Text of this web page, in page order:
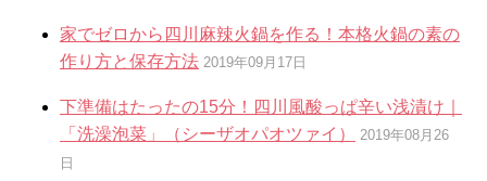
家でゼロから四川麻辣火鍋を作る！本格火鍋の素の
作り方と保存方法 2019年09月17日
下準備はたったの15分！四川風酸っぱ辛い浅漬け｜
「洗澡泡菜」（シーザオパオツァイ）
2019年08月26
日